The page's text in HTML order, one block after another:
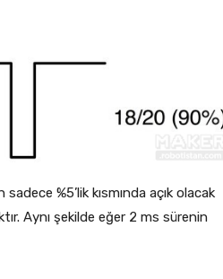
%5’lik kısmında açık olacak
Aynı şekilde eğer 2 ms sürenin